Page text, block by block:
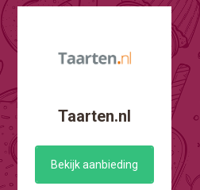
Taarten.nl
Bekijk aanbieding